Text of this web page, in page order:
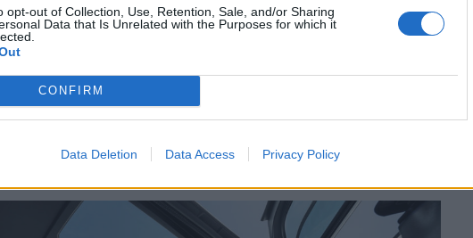
opt-out of Collection, Use, Retention, Sale, and/or Sharing
Data that Is Unrelated with the Purposes for which it
CONFIRM
Data Deletion Data Access Privacy Policy
ir salonas
Rip Curl“ išsiskiria ryškiais kėbulo lipdukais, kurie gali būti
gavo stogo aptaką bei baltus 14 colių ratlankius.